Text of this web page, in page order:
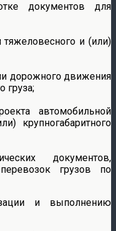
документов для
тяжеловесного и (или)
дорожного движения
груза;
автомобильной
крупногабаритного
документов,
грузов по
и выполнению